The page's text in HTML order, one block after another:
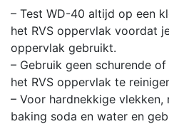
– Test WD-40 altijd op een
het RVS oppervlak voordat
oppervlak gebruikt.
– Gebruik geen schurende
het RVS oppervlak te
– Voor hardnekkige vlekken,
baking soda en water en